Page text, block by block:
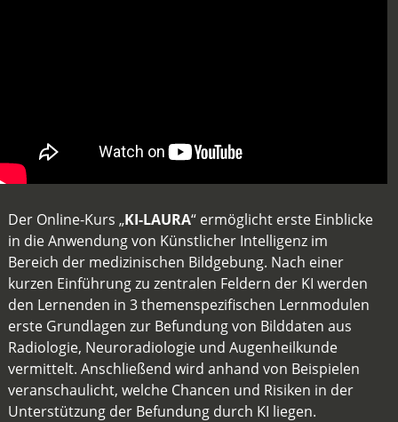
Der Online-Kurs „KI-LAURA“ ermöglicht erste Einblicke
in die Anwendung von Künstlicher Intelligenz im
Bereich der medizinischen Bildgebung. Nach einer
kurzen Einführung zu zentralen Feldern der KI werden
den Lernenden in 3 themenspezifischen Lernmodulen
erste Grundlagen zur Befundung von Bilddaten aus
Radiologie, Neuroradiologie und Augenheilkunde
vermittelt. Anschließend wird anhand von Beispielen
veranschaulicht, welche Chancen und Risiken in der
Unterstützung der Befundung durch KI liegen.